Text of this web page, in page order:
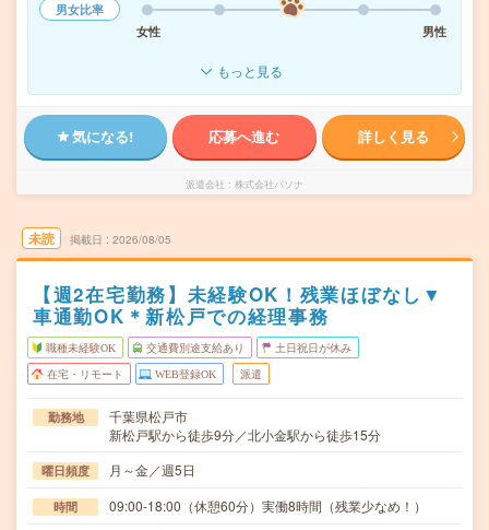
男女比率
女性
男性
もっと見る
気になる! 応募へ進む 詳しく見る
派遣会社 株式会社パソナ
未読 掲載日 2026/08/05
【週2在宅勤務】未経験OK！残業ほぼなし▼
車通勤OK＊新松戸での経理事務
職種未経験OK 交通費別途支給あり 土日祝日が休み
在宅・リモート WEB登録OK 派遣
勤務地
千葉県松戸市
新松戸駅から徒歩9分／北小金駅から徒歩15分
曜日頻度 月～金／週5日
時間 09:00-18:00（休憩60分）実働8時間（残業少なめ！）